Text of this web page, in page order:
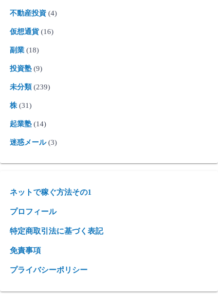
不動産投資 (4)
仮想通貨(16)
副業 (18)
投資塾 (9)
未分類 (239)
株 (31)
起業塾 (14)
迷惑メール(3)
ネットで稼ぐ方法その1
プロフィール
特定商取引法に基づく表記
免責事項
プライバシーポリシー